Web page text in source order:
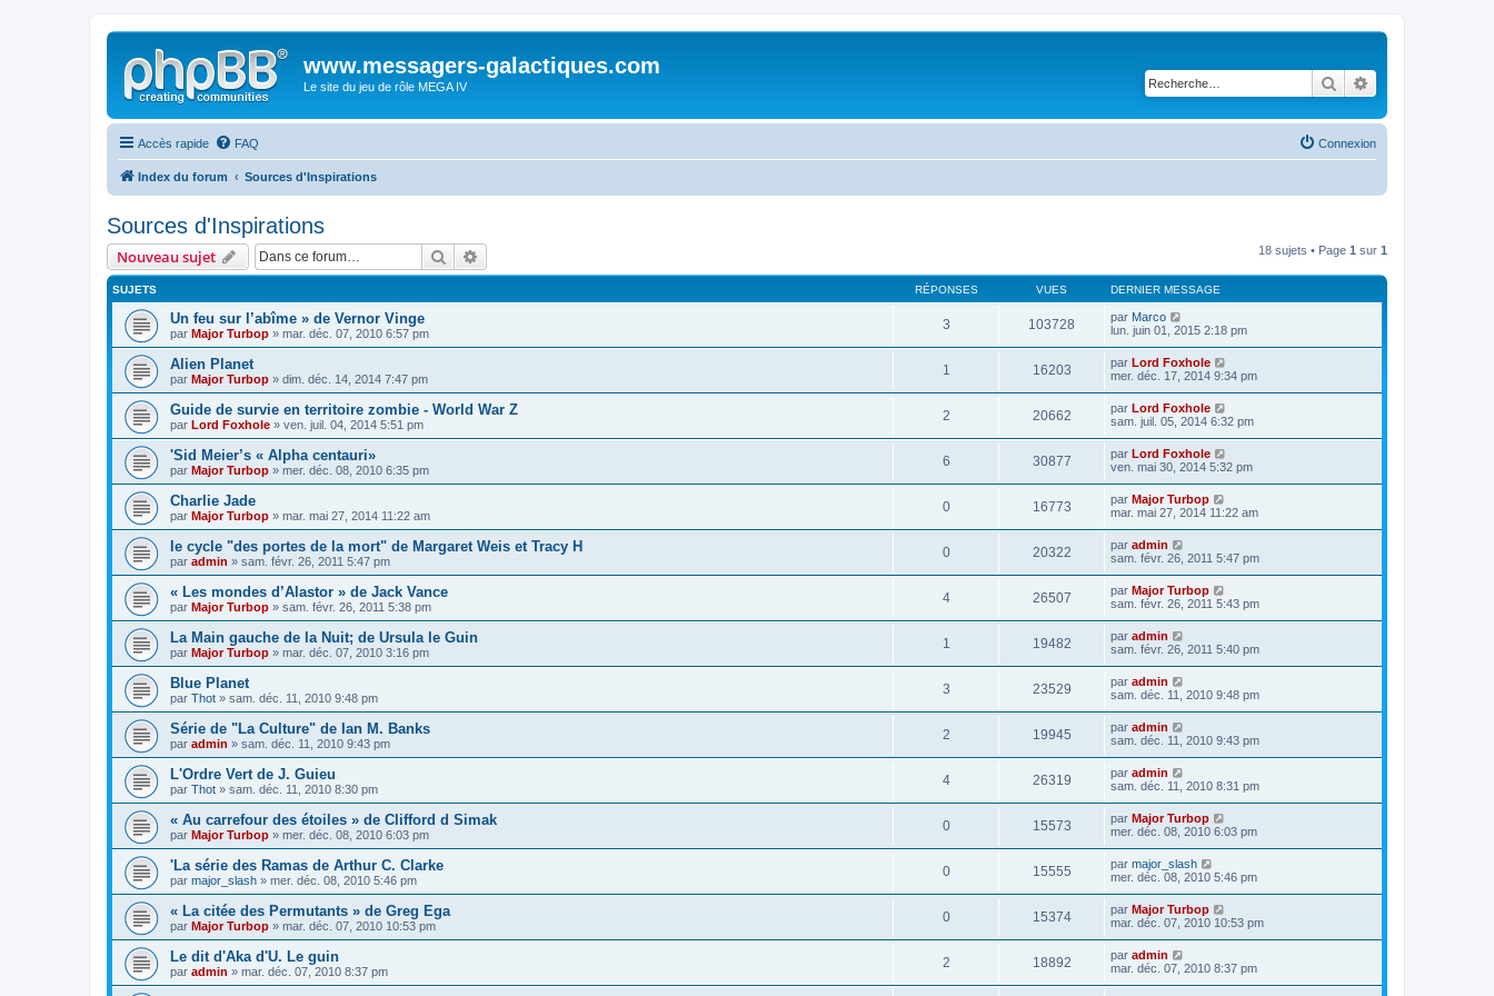
www.messagers-galactiques.com
Le site du jeu de rôle MEGA IV Rechercher
Accès rapide FAQ Connexion
Index du forum Sources d'Inspirations
Sources d'Inspirations
Nouveau sujet Rechercher 18 sujets • Page 1 sur 1
SUJETS RÉPONSES VUES DERNIER MESSAGE
Un feu sur l’abîme » de Vernor Vinge
par Major Turbop » mar. déc. 07, 2010 6:57 pm
3 103728 par Marco
lun. juin 01, 2015 2:18 pm
Alien Planet
par Major Turbop » dim. déc. 14, 2014 7:47 pm
1 16203 par Lord Foxhole
mer. déc. 17, 2014 9:34 pm
Guide de survie en territoire zombie - World War Z
par Lord Foxhole » ven. juil. 04, 2014 5:51 pm
2 20662 par Lord Foxhole
sam. juil. 05, 2014 6:32 pm
'Sid Meier’s « Alpha centauri»
par Major Turbop » mer. déc. 08, 2010 6:35 pm
6 30877 par Lord Foxhole
ven. mai 30, 2014 5:32 pm
Charlie Jade
par Major Turbop » mar. mai 27, 2014 11:22 am
0 16773 par Major Turbop
mar. mai 27, 2014 11:22 am
le cycle "des portes de la mort" de Margaret Weis et Tracy H
par admin » sam. févr. 26, 2011 5:47 pm
0 20322 par admin
sam. févr. 26, 2011 5:47 pm
« Les mondes d’Alastor » de Jack Vance
par Major Turbop » sam. févr. 26, 2011 5:38 pm
4 26507 par Major Turbop
sam. févr. 26, 2011 5:43 pm
La Main gauche de la Nuit; de Ursula le Guin
par Major Turbop » mar. déc. 07, 2010 3:16 pm
1 19482 par admin
sam. févr. 26, 2011 5:40 pm
Blue Planet
par Thot » sam. déc. 11, 2010 9:48 pm
3 23529 par admin
sam. déc. 11, 2010 9:48 pm
Série de "La Culture" de Ian M. Banks
par admin » sam. déc. 11, 2010 9:43 pm
2 19945 par admin
sam. déc. 11, 2010 9:43 pm
L'Ordre Vert de J. Guieu
par Thot » sam. déc. 11, 2010 8:30 pm
4 26319 par admin
sam. déc. 11, 2010 8:31 pm
« Au carrefour des étoiles » de Clifford d Simak
par Major Turbop » mer. déc. 08, 2010 6:03 pm
0 15573 par Major Turbop
mer. déc. 08, 2010 6:03 pm
'La série des Ramas de Arthur C. Clarke
par major_slash » mer. déc. 08, 2010 5:46 pm
0 15555 par major_slash
mer. déc. 08, 2010 5:46 pm
« La citée des Permutants » de Greg Ega
par Major Turbop » mar. déc. 07, 2010 10:53 pm
0 15374 par Major Turbop
mar. déc. 07, 2010 10:53 pm
Le dit d'Aka d'U. Le guin
par admin » mar. déc. 07, 2010 8:37 pm
2 18892 par admin
mar. déc. 07, 2010 8:37 pm